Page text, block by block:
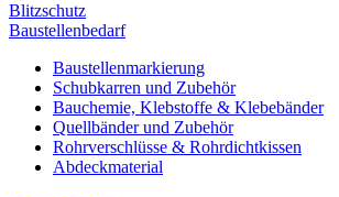
Blitzschutz
Baustellenbedarf
Baustellenmarkierung
Schubkarren und Zubehör
Bauchemie, Klebstoffe & Klebebänder
Quellbänder und Zubehör
Rohrverschlüsse & Rohrdichtkissen
Abdeckmaterial